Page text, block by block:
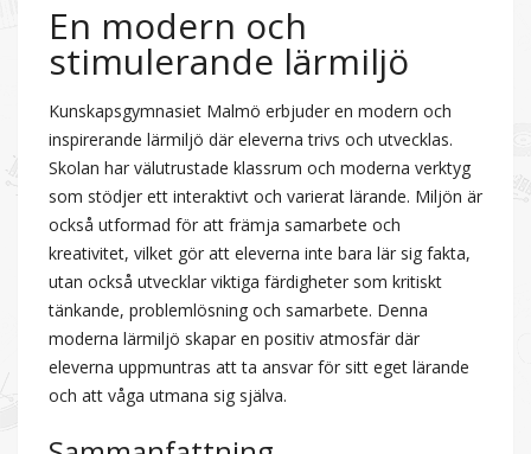
En modern och
stimulerande lärmiljö
Kunskapsgymnasiet Malmö erbjuder en modern och
inspirerande lärmiljö där eleverna trivs och utvecklas.
Skolan har välutrustade klassrum och moderna verktyg
som stödjer ett interaktivt och varierat lärande. Miljön är
också utformad för att främja samarbete och
kreativitet, vilket gör att eleverna inte bara lär sig fakta,
utan också utvecklar viktiga färdigheter som kritiskt
tänkande, problemlösning och samarbete. Denna
moderna lärmiljö skapar en positiv atmosfär där
eleverna uppmuntras att ta ansvar för sitt eget lärande
och att våga utmana sig själva.